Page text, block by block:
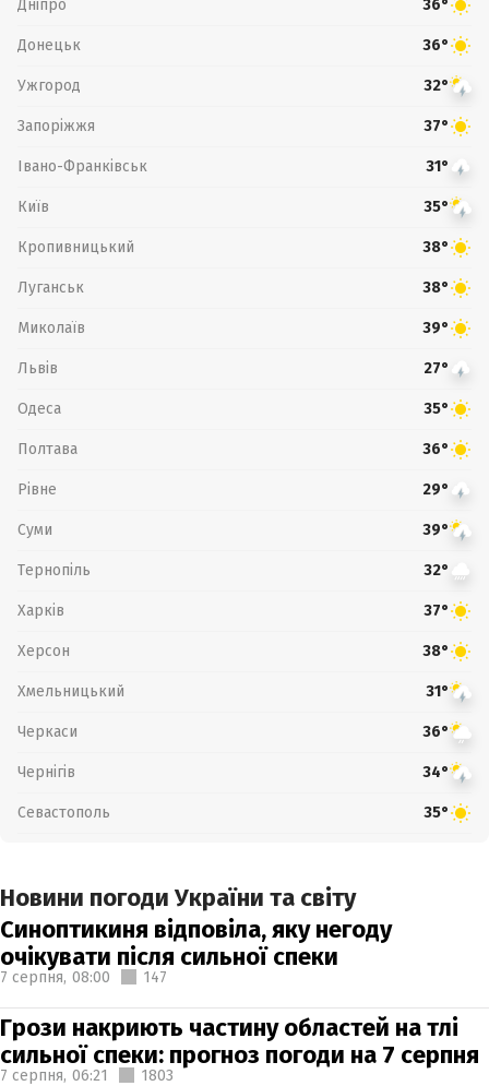
Дніпро 36°
Донецьк 36°
Ужгород 32°
Запоріжжя 37°
Івано-Франківськ 31°
Київ 35°
Кропивницький 38°
Луганськ 38°
Миколаїв 39°
Львів 27°
Одеса 35°
Полтава 36°
Рівне 29°
Суми 39°
Тернопіль 32°
Харків 37°
Херсон 38°
Хмельницький 31°
Черкаси 36°
Чернігів 34°
Севастополь 35°
Новини погоди України та світу
Синоптикиня відповіла, яку негоду
очікувати після сильної спеки
7 серпня, 08:00 147
Грози накриють частину областей на тлі
сильної спеки: прогноз погоди на 7 серпня
7 серпня, 06:21 1803